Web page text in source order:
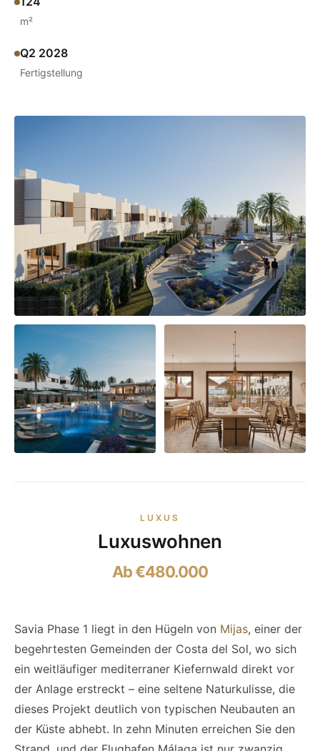
m²
Q2 2028
Fertigstellung
LUXUS
Luxuswohnen
Ab €480.000
Savia Phase 1 liegt in den Hügeln von Mijas, einer der
begehrtesten Gemeinden der Costa del Sol, wo sich
ein weitläufiger mediterraner Kiefernwald direkt vor
der Anlage erstreckt – eine seltene Naturkulisse, die
dieses Projekt deutlich von typischen Neubauten an
der Küste abhebt. In zehn Minuten erreichen Sie den